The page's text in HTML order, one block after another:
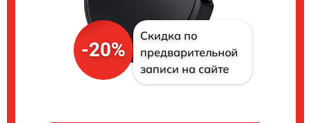
-20%
Скидка по
предварительной
записи на сайте